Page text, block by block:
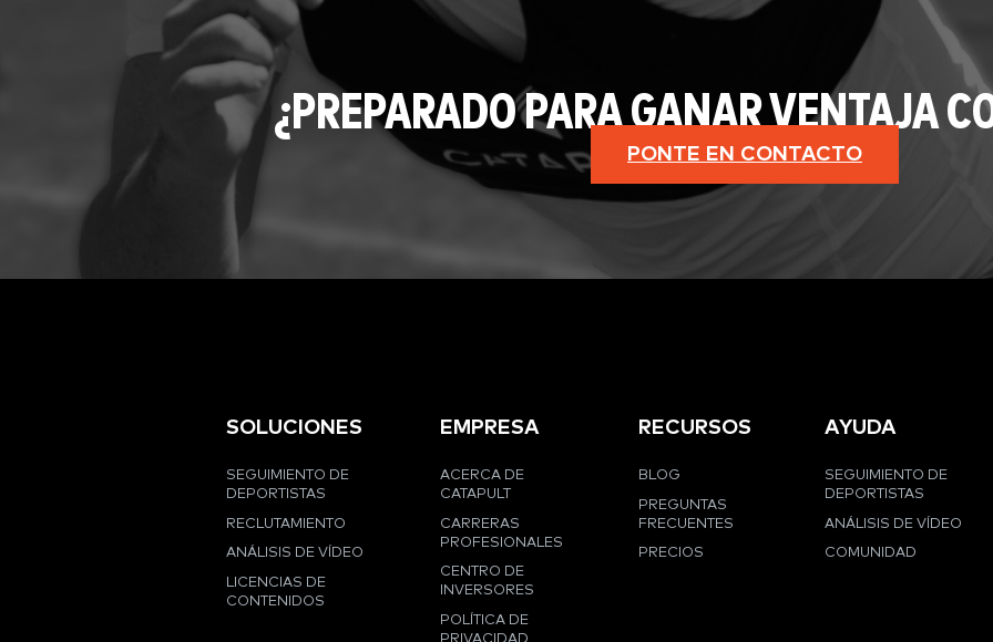
¿PREPARADO PARA GANAR VENTAJA
PONTE EN CONTACTO
SOLUCIONES
SEGUIMIENTO DE
DEPORTISTAS
RECLUTAMIENTO
ANÁLISIS DE VÍDEO
LICENCIAS DE
CONTENIDOS
EMPRESA
ACERCA DE
CATAPULT
CARRERAS
PROFESIONALES
CENTRO DE
INVERSORES
POLÍTICA DE
PRIVACIDAD
RECURSOS
BLOG
PREGUNTAS
FRECUENTES
PRECIOS
AYUDA
SEGUIMIENTO DE
DEPORTISTAS
ANÁLISIS DE VÍDEO
COMUNIDAD